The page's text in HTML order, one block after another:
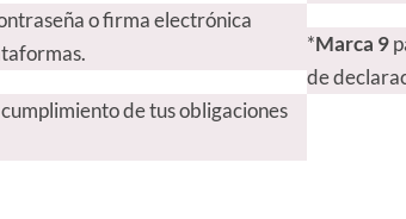
o firma electrónica
de tus obligaciones
*Marca 9
de